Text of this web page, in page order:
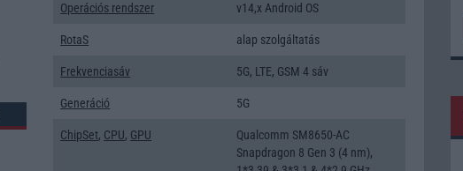
Operációs rendszer v14,x Android OS
RotaS alap szolgáltatás
Frekvenciasáv 5G, LTE, GSM 4 sáv
Generáció 5G
ChipSet, CPU, GPU
Qualcomm SM8650-AC
Snapdragon 8 Gen 3 (4 nm),